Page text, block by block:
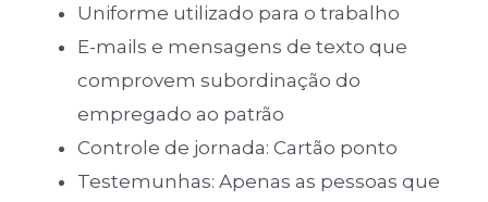
Uniforme utilizado para o trabalho
E-mails e mensagens de texto que
comprovem subordinação do
empregado ao patrão
Controle de jornada: Cartão ponto
Testemunhas: Apenas as pessoas que